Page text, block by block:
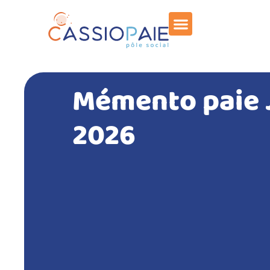
Mémento paie
2026